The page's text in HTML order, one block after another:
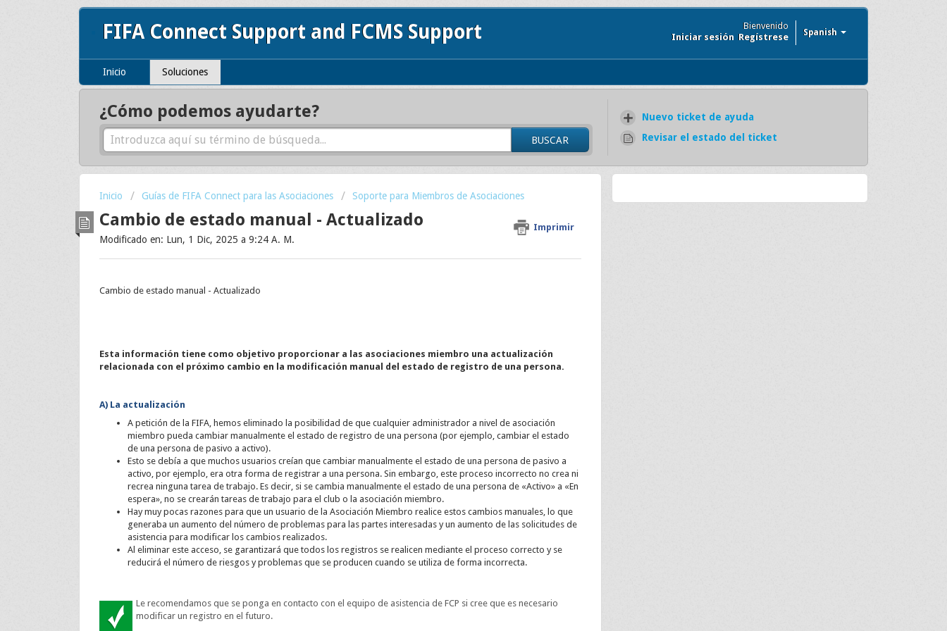
FIFA Connect Support and FCMS Support Spanish
Bienvenido
Iniciar sesión Regístrese
Inicio Soluciones
¿Cómo podemos ayudarte?
BUSCAR
Nuevo ticket de ayuda
Revisar el estado del ticket
Inicio Guías de FIFA Connect para las Asociaciones Soporte para Miembros de Asociaciones
Cambio de estado manual - Actualizado Imprimir
Modificado en: Lun, 1 Dic, 2025 a 9:24 A. M.
Cambio de estado manual - Actualizado
Esta información tiene como objetivo proporcionar a las asociaciones miembro una actualización
relacionada con el próximo cambio en la modificación manual del estado de registro de una persona.
A) La actualización
A petición de la FIFA, hemos eliminado la posibilidad de que cualquier administrador a nivel de asociación
miembro pueda cambiar manualmente el estado de registro de una persona (por ejemplo, cambiar el estado
de una persona de pasivo a activo).
Esto se debía a que muchos usuarios creían que cambiar manualmente el estado de una persona de pasivo a
activo, por ejemplo, era otra forma de registrar a una persona. Sin embargo, este proceso incorrecto no crea ni
recrea ninguna tarea de trabajo. Es decir, si se cambia manualmente el estado de una persona de «Activo» a «En
espera», no se crearán tareas de trabajo para el club o la asociación miembro.
Hay muy pocas razones para que un usuario de la Asociación Miembro realice estos cambios manuales, lo que
generaba un aumento del número de problemas para las partes interesadas y un aumento de las solicitudes de
asistencia para modificar los cambios realizados.
Al eliminar este acceso, se garantizará que todos los registros se realicen mediante el proceso correcto y se
reducirá el número de riesgos y problemas que se producen cuando se utiliza de forma incorrecta.
Le recomendamos que se ponga en contacto con el equipo de asistencia de FCP si cree que es necesario
modificar un registro en el futuro.